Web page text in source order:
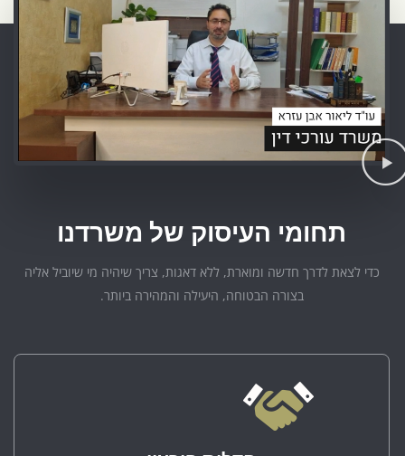
תחומי העיסוק של משרדנו
כדי לצאת לדרך חדשה ומוארת, ללא דאגות, צריך שיהיה מי שיוביל אליה
בצורה הבטוחה, היעילה והמהירה ביותר.